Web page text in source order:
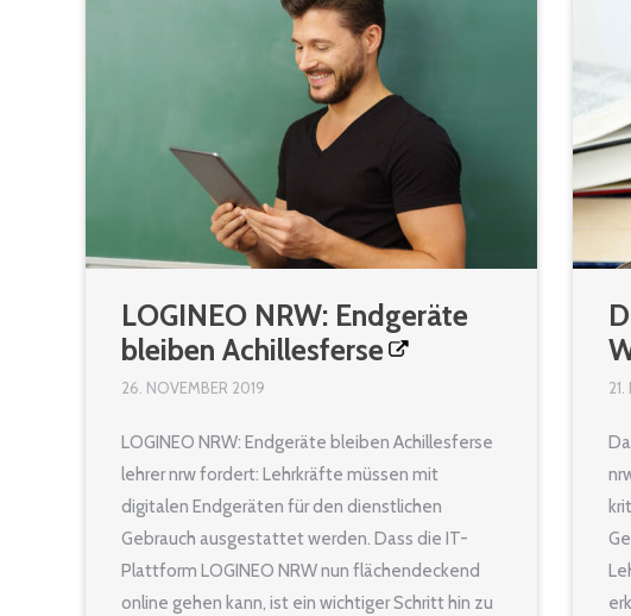
LOGINEO NRW: Endgeräte
bleiben Achillesferse
26. NOVEMBER 2019
LOGINEO NRW: Endgeräte bleiben Achillesferse
lehrer nrw fordert: Lehrkräfte müssen mit
digitalen Endgeräten für den dienstlichen
Gebrauch ausgestattet werden. Dass die IT-
Plattform LOGINEO NRW nun flächendeckend
online gehen kann, ist ein wichtiger Schritt hin zu